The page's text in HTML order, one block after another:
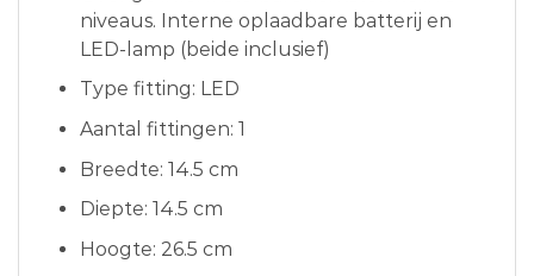
niveaus. Interne oplaadbare batterij en
LED-lamp (beide inclusief)
Type fitting: LED
Aantal fittingen: 1
Breedte: 14.5 cm
Diepte: 14.5 cm
Hoogte: 26.5 cm